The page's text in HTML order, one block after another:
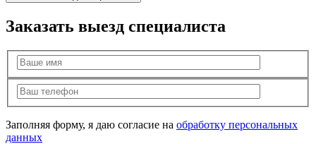
Заказать выезд специалиста
Заполняя форму, я даю согласие на обработку персональных
данных